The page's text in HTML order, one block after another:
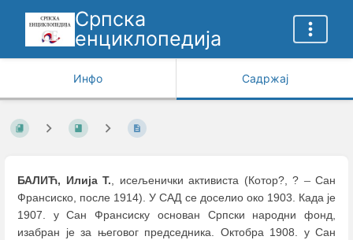
Српска
енциклопедија
Инфо Садржај
БАЛИЋ, Илија Т., исељенички активиста (Котор?, ? –Сан
Франсиско, после 1914). У САД се доселио око 1903. Када је
1907. у Сан Франсиску основан Српски народни фонд,
изабран је за његовог председника. Октобра 1908. у Сан